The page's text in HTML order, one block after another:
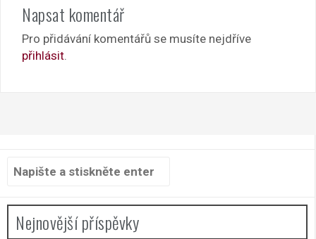
Napsat komentář
Pro přidávání komentářů se musíte nejdříve
přihlásit
Hledat:
Nejnovější příspěvky